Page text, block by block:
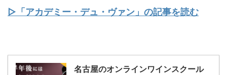
▷「アカデミー・デュ・ヴァン」の記事を読む
名古屋のオンラインワインスクール